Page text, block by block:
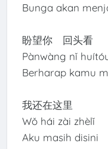
Bunga akan
盼望你 回头看
Pànwàng nǐ
Berharap kamu
我还在这里
Wǒ hái zài zhèlǐ
Aku masih disini